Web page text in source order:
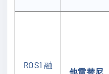
ROS1 融
他雷替尼